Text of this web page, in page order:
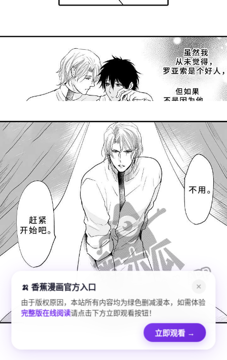
🍌 香蕉漫画官方入口 ✕
由于版权原因，本站所有内容均为绿色删减漫本，如需体验
完整版在线阅读请点击下方立即观看按钮！
立即观看 →